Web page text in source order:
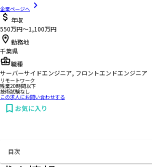
企業ページへ
年収
550万円〜1,100万円
勤務地
千葉県
職種
サーバーサイドエンジニア, フロントエンドエンジニア
リモートワーク
残業20時間以下
技術試験なし
この求人にお問い合わせする
お気に入り
目次